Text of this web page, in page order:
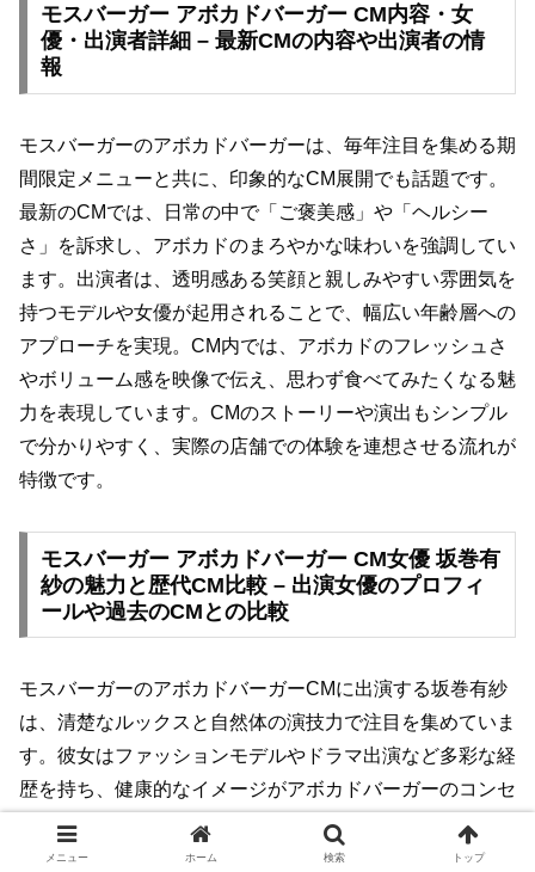
モスバーガー アボカドバーガー CM内容・女
優・出演者詳細 – 最新CMの内容や出演者の情
報
モスバーガーのアボカドバーガーは、毎年注目を集める期
間限定メニューと共に、印象的なCM展開でも話題です。
最新のCMでは、日常の中で「ご褒美感」や「ヘルシー
さ」を訴求し、アボカドのまろやかな味わいを強調してい
ます。出演者は、透明感ある笑顔と親しみやすい雰囲気を
持つモデルや女優が起用されることで、幅広い年齢層への
アプローチを実現。CM内では、アボカドのフレッシュさ
やボリューム感を映像で伝え、思わず食べてみたくなる魅
力を表現しています。CMのストーリーや演出もシンプル
で分かりやすく、実際の店舗での体験を連想させる流れが
特徴です。
モスバーガー アボカドバーガー CM女優 坂巻有
紗の魅力と歴代CM比較 – 出演女優のプロフィ
ールや過去のCMとの比較
モスバーガーのアボカドバーガーCMに出演する坂巻有紗
は、清楚なルックスと自然体の演技力で注目を集めていま
す。彼女はファッションモデルやドラマ出演など多彩な経
歴を持ち、健康的なイメージがアボカドバーガーのコンセ
プトと絶妙にマッチしています。過去のモスバーガーCM
では、歴代の女優が様々な個性でメニューのおいしさや新
メニュー ホーム 検索 トップ